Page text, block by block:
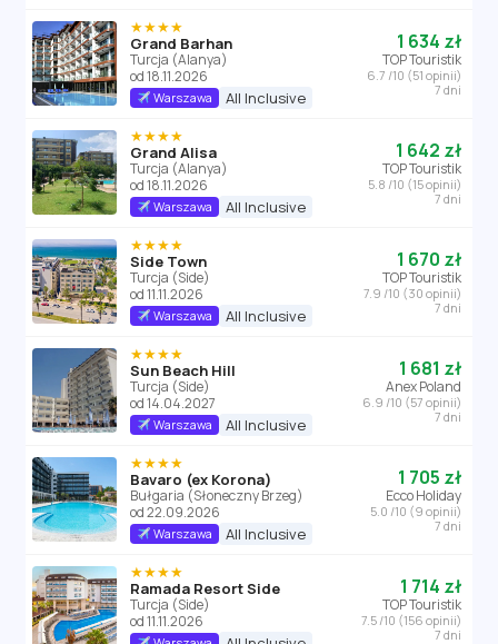
★★★★
Grand Barhan
Turcja (Alanya)
od 18.11.2026
Warszawa All Inclusive
1 634 zł
TOP Touristik
6.7 /10 (51 opinii)
7 dni
★★★★
Grand Alisa
Turcja (Alanya)
od 18.11.2026
Warszawa All Inclusive
1 642 zł
TOP Touristik
5.8 /10 (15 opinii)
7 dni
★★★★
Side Town
Turcja (Side)
od 11.11.2026
Warszawa All Inclusive
1 670 zł
TOP Touristik
7.9 /10 (30 opinii)
7 dni
★★★★
Sun Beach Hill
Turcja (Side)
od 14.04.2027
Warszawa All Inclusive
1 681 zł
Anex Poland
6.9 /10 (57 opinii)
7 dni
★★★★
Bavaro (ex Korona)
Bułgaria (Słoneczny Brzeg)
od 22.09.2026
Warszawa All Inclusive
1 705 zł
Ecco Holiday
5.0 /10 (9 opinii)
7 dni
★★★★
Ramada Resort Side
Turcja (Side)
od 11.11.2026
1 714 zł
TOP Touristik
7.5 /10 (156 opinii)
7 dni